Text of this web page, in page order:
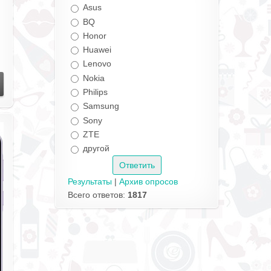
Asus
BQ
Honor
Huawei
Lenovo
Nokia
Philips
Samsung
Sony
ZTE
другой
Результаты | Архив опросов
Всего ответов: 1817